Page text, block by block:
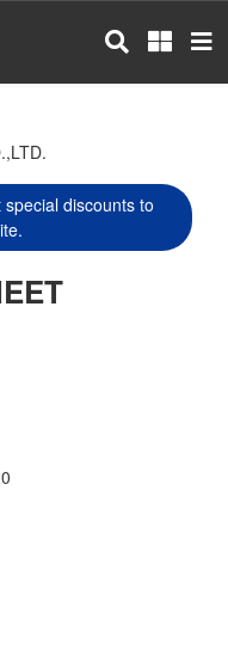
discounts to